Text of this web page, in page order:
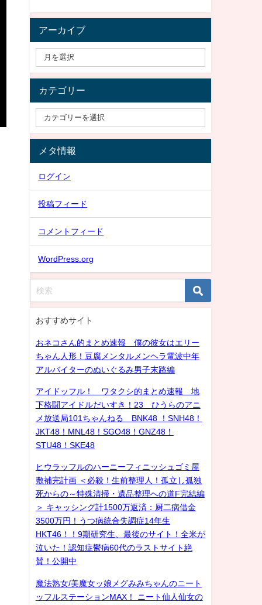
アーカイブ
カテゴリー
メタ情報
ログイン
投稿フィード
コメントフィード
WordPress.org
おすすめサイト
おネコさん的まとめ速報 僕の彼女はエリー
ちゃん人形！豆腐メンタルメンヘラ電波中年
アルバイターのぬいぐるみ男子末路編
アイドッフル！ ワタクシ的まとめ速報 地
下格闘アイドルだいすき！23 ひうらのアニ
メ放送局101ちゃんねる BNK48 ！SNH48！
JKT48！MNL48！SGO48！GNZ48！
STU48！SKE48
ヒウラッフルのハーニーフィニッシュゴミ屋
敷補完計画 ＜必殺！生前整理人！孤立し孤独
死からの～特殊清掃・遺品整理への道F完結編
＞ キャッシング計1500万返済：厨二病借金
3500万円！うつ病統合失調症14年生
HKT46！！9期研究生、最後のサイト！全米が
泣いた！認知症鬱病60代のラストサイト絶
賛！公開中
魔法熟女/美魔女ッ娘メグみみちゃんのニート
ッフルステーションMAX！ ニート仙人仙女の